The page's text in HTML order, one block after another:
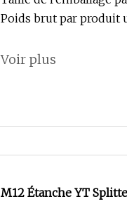
Poids brut par produit
Voir plus
M12 Étanche YT